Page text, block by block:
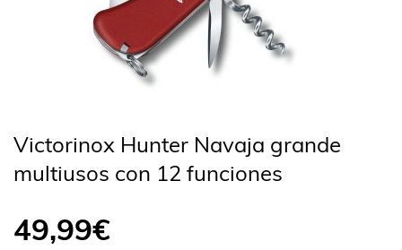
Victorinox Hunter Navaja grande
multiusos con 12 funciones
49,99€